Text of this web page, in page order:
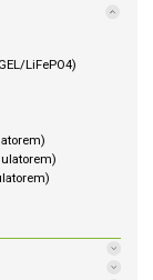
LiFePO4)